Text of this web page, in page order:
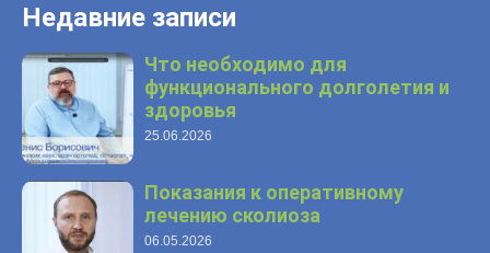
Недавние записи
Что необходимо для
функционального долголетия и
здоровья
25.06.2026
Показания к оперативному
лечению сколиоза
06.05.2026